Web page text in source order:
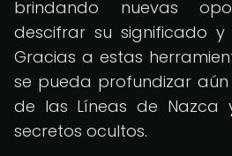
brindando nuevas
descifrar su significado y
Gracias a estas
se pueda profundizar
de las Líneas de Nazca
secretos ocultos.